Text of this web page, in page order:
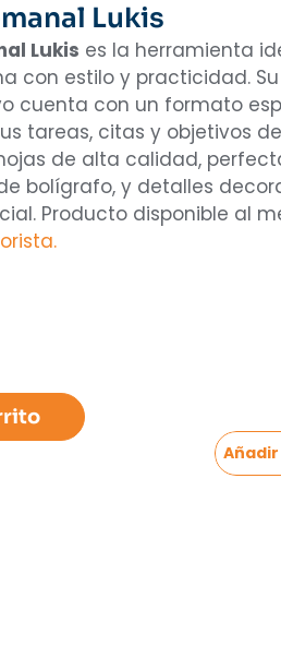
Lukis
Lukis es la herramienta
con estilo y practicidad.
cuenta con un formato
tareas, citas y objetivos
de alta calidad,
bolígrafo, y detalles
Producto disponible al